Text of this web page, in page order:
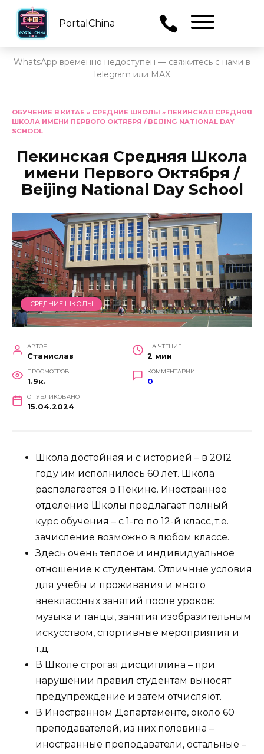
PortalChina
WhatsApp временно недоступен — свяжитесь с нами в
Telegram или MAX.
содержанию
ОБУЧЕНИЕ В КИТАЕ » СРЕДНИЕ ШКОЛЫ » ПЕКИНСКАЯ СРЕДНЯЯ
ШКОЛА ИМЕНИ ПЕРВОГО ОКТЯБРЯ / BEIJING NATIONAL DAY
SCHOOL
Пекинская Средняя Школа
имени Первого Октября /
Beijing National Day School
СРЕДНИЕ ШКОЛЫ
АВТОР
Станислав
НА ЧТЕНИЕ
2 мин
ПРОСМОТРОВ
1.9к.
КОММЕНТАРИИ
0
ОПУБЛИКОВАНО
15.04.2024
Школа достойная и с историей – в 2012
году им исполнилось 60 лет. Школа
располагается в Пекине. Иностранное
отделение Школы предлагает полный
курс обучения – с 1-го по 12-й класс, т.е.
зачисление возможно в любом классе.
Здесь очень теплое и индивидуальное
отношение к студентам. Отличные условия
для учебы и проживания и много
внеклассных занятий после уроков:
музыка и танцы, занятия изобразительным
искусством, спортивные мероприятия и
т.д.
В Школе строгая дисциплина – при
нарушении правил студентам выносят
предупреждение и затем отчисляют.
В Иностранном Департаменте, около 60
преподавателей, из них половина –
иностранные преподаватели, остальные –